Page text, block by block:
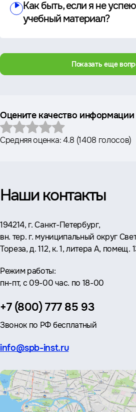
Как быть, если я не
учебный материал?
Показать еще
Оцените качество информации
Средняя оценка:4.8 (1408 голосов)
Наши контакты
Адрес:
194214, г. Санкт-Петербург,
вн. тер. г. муниципальный округ
Тореза, д. 112, к. 1, литера А, помещ.
Режим работы:
пн-пт, с 09-00 час. по 18-00
Телефон:
+7 (800) 777 85 93
Звонок по РФ бесплатный
Эл.
info@spb-inst.ru